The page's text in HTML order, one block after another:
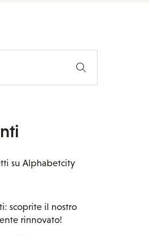
su Alphabetcity
scoprite il nostro
rinnovato!